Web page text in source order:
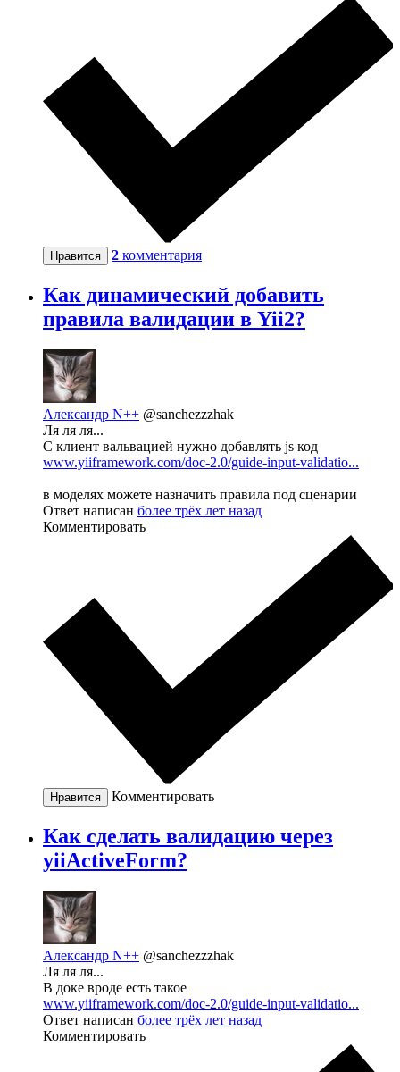
Нравится 2 комментария
Как динамический добавить
правила валидации в Yii2?
Александр N++ @sanchezzzhak
Ля ля ля...
С клиент вальвацией нужно добавлять js код
www.yiiframework.com/doc-2.0/guide-input-validatio...
в моделях можете назначить правила под сценарии
Ответ написан более трёх лет назад
Комментировать
Нравится Комментировать
Как сделать валидацию через
yiiActiveForm?
Александр N++ @sanchezzzhak
Ля ля ля...
В доке вроде есть такое
www.yiiframework.com/doc-2.0/guide-input-validatio...
Ответ написан более трёх лет назад
Комментировать